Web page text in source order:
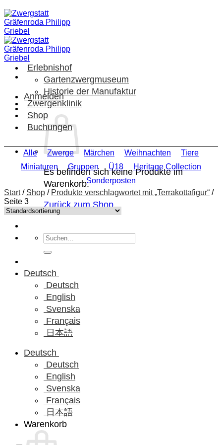
Zum
Inhalt
springen
Anmelden
Es befinden sich keine Produkte im
Warenkorb.
Zurück zum Shop
Suchen
nach:
Deutsch
Deutsch
English
Svenska
Français
日本語
Deutsch
Deutsch
English
Svenska
Français
日本語
Warenkorb
Erlebnishof
Gartenzwergmuseum
Historie der Manufaktur
Zwergenklinik
Shop
Buchungen
Alle Zwerge Märchen Weihnachten
Tiere
Miniaturen
Gruppen Ü18
Heritage Collection
Sonderposten
Start / Shop / Produkte verschlagwortet mit „Terrakottafigur“ /
Seite 3